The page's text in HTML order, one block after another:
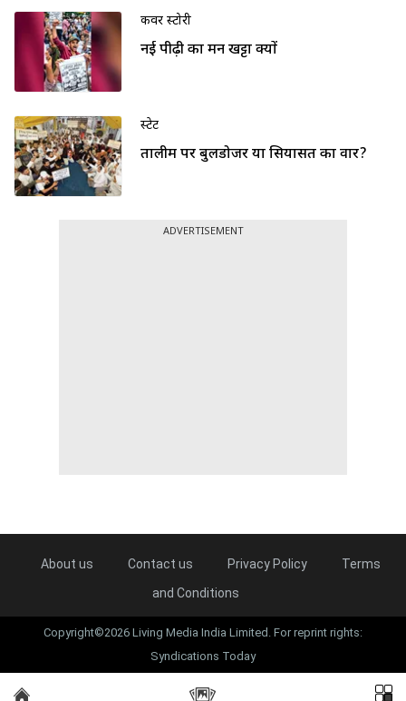
कवर स्टोरी
नई पीढ़ी का मन खट्टा क्यों
स्टेट
तालीम पर बुलडोजर या सियासत का वार?
ADVERTISEMENT
About us Contact us Privacy Policy
Terms
and Conditions
Copyright©2026 Living Media India Limited. For reprint rights:
Syndications Today